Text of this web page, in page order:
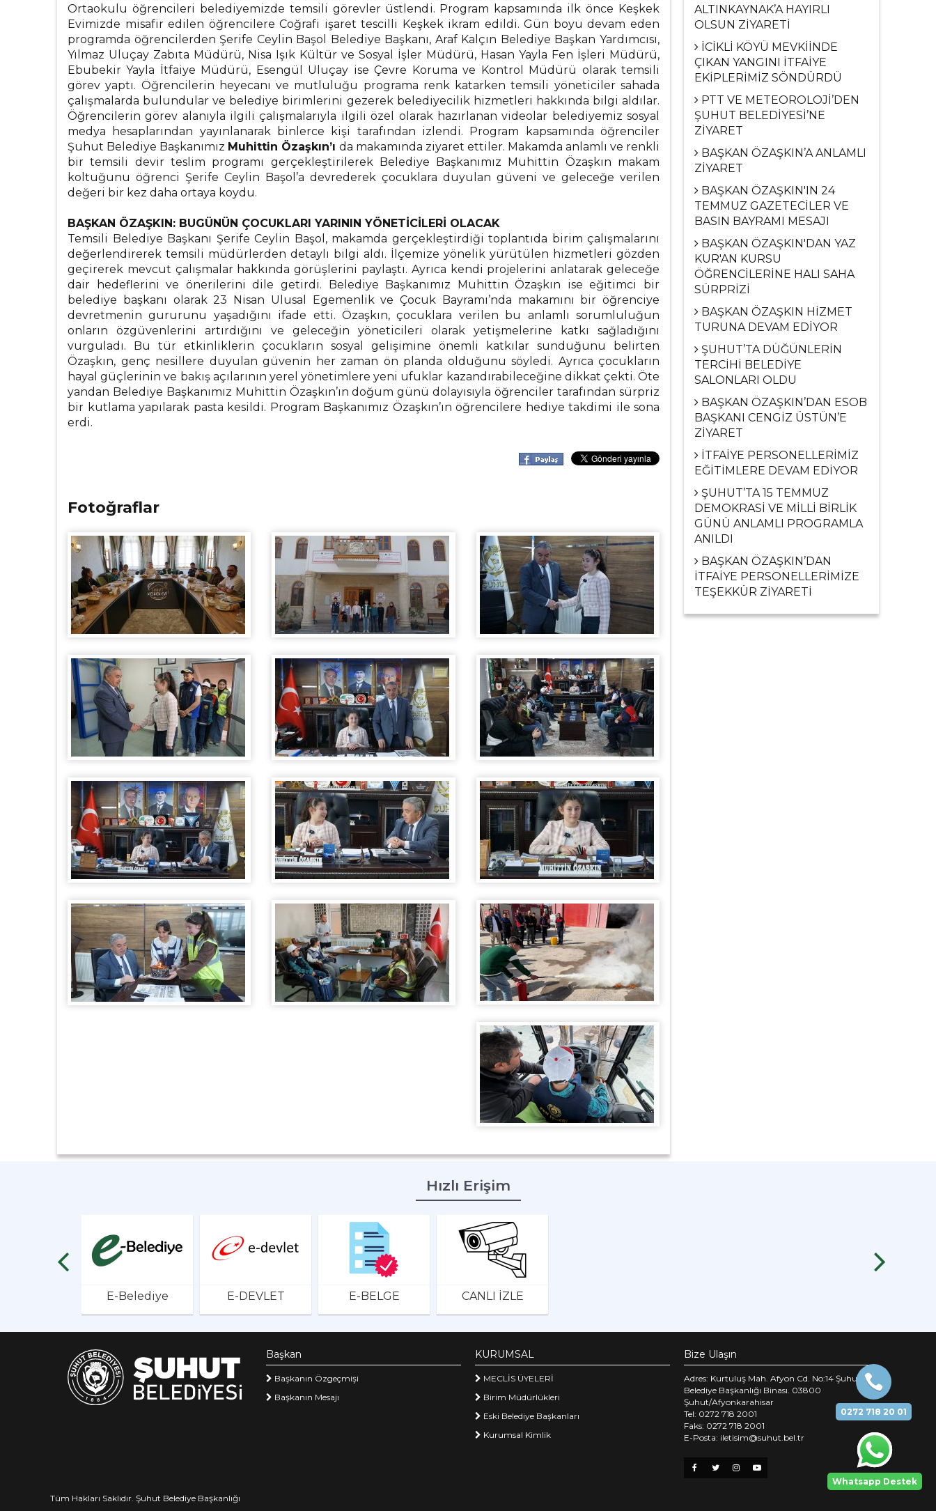
Whatsapp Destek
0272 718 20 01
Ortaokulu öğrencileri belediyemizde temsili görevler üstlendi. Program kapsamında ilk önce Keşkek
Evimizde misafir edilen öğrencilere Coğrafi işaret tescilli Keşkek ikram edildi. Gün boyu devam eden
programda öğrencilerden Şerife Ceylin Başol Belediye Başkanı, Araf Kalçın Belediye Başkan Yardımcısı,
Yılmaz Uluçay Zabıta Müdürü, Nisa Işık Kültür ve Sosyal İşler Müdürü, Hasan Yayla Fen İşleri Müdürü,
Ebubekir Yayla İtfaiye Müdürü, Esengül Uluçay ise Çevre Koruma ve Kontrol Müdürü olarak temsili
görev yaptı. Öğrencilerin heyecanı ve mutluluğu programa renk katarken temsili yöneticiler sahada
çalışmalarda bulundular ve belediye birimlerini gezerek belediyecilik hizmetleri hakkında bilgi aldılar.
Öğrencilerin görev alanıyla ilgili çalışmalarıyla ilgili özel olarak hazırlanan videolar belediyemiz sosyal
medya hesaplarından yayınlanarak binlerce kişi tarafından izlendi. Program kapsamında öğrenciler
Şuhut Belediye Başkanımız Muhittin Özaşkın’ı da makamında ziyaret ettiler. Makamda anlamlı ve renkli
bir temsili devir teslim programı gerçekleştirilerek Belediye Başkanımız Muhittin Özaşkın makam
koltuğunu öğrenci Şerife Ceylin Başol’a devrederek çocuklara duyulan güveni ve geleceğe verilen
değeri bir kez daha ortaya koydu.
BAŞKAN ÖZAŞKIN: BUGÜNÜN ÇOCUKLARI YARININ YÖNETİCİLERİ OLACAK
Temsili Belediye Başkanı Şerife Ceylin Başol, makamda gerçekleştirdiği toplantıda birim çalışmalarını
değerlendirerek temsili müdürlerden detaylı bilgi aldı. İlçemize yönelik yürütülen hizmetleri gözden
geçirerek mevcut çalışmalar hakkında görüşlerini paylaştı. Ayrıca kendi projelerini anlatarak geleceğe
dair hedeflerini ve önerilerini dile getirdi. Belediye Başkanımız Muhittin Özaşkın ise eğitimci bir
belediye başkanı olarak 23 Nisan Ulusal Egemenlik ve Çocuk Bayramı’nda makamını bir öğrenciye
devretmenin gururunu yaşadığını ifade etti. Özaşkın, çocuklara verilen bu anlamlı sorumluluğun
onların özgüvenlerini artırdığını ve geleceğin yöneticileri olarak yetişmelerine katkı sağladığını
vurguladı. Bu tür etkinliklerin çocukların sosyal gelişimine önemli katkılar sunduğunu belirten
Özaşkın, genç nesillere duyulan güvenin her zaman ön planda olduğunu söyledi. Ayrıca çocukların
hayal güçlerinin ve bakış açılarının yerel yönetimlere yeni ufuklar kazandırabileceğine dikkat çekti. Öte
yandan Belediye Başkanımız Muhittin Özaşkın’ın doğum günü dolayısıyla öğrenciler tarafından sürpriz
bir kutlama yapılarak pasta kesildi. Program Başkanımız Özaşkın’ın öğrencilere hediye takdimi ile sona
erdi.
Fotoğraflar
ALTINKAYNAK’A HAYIRLI
OLSUN ZİYARETİ
İCİKLİ KÖYÜ MEVKİİNDE
ÇIKAN YANGINI İTFAİYE
EKİPLERİMİZ SÖNDÜRDÜ
PTT VE METEOROLOJİ’DEN
ŞUHUT BELEDİYESİ’NE
ZİYARET
BAŞKAN ÖZAŞKIN’A ANLAMLI
ZİYARET
BAŞKAN ÖZAŞKIN'IN 24
TEMMUZ GAZETECİLER VE
BASIN BAYRAMI MESAJI
BAŞKAN ÖZAŞKIN'DAN YAZ
KUR'AN KURSU
ÖĞRENCİLERİNE HALI SAHA
SÜRPRİZİ
BAŞKAN ÖZAŞKIN HİZMET
TURUNA DEVAM EDİYOR
ŞUHUT’TA DÜĞÜNLERİN
TERCİHİ BELEDİYE
SALONLARI OLDU
BAŞKAN ÖZAŞKIN’DAN ESOB
BAŞKANI CENGİZ ÜSTÜN’E
ZİYARET
İTFAİYE PERSONELLERİMİZ
EĞİTİMLERE DEVAM EDİYOR
ŞUHUT’TA 15 TEMMUZ
DEMOKRASİ VE MİLLİ BİRLİK
GÜNÜ ANLAMLI PROGRAMLA
ANILDI
BAŞKAN ÖZAŞKIN’DAN
İTFAİYE PERSONELLERİMİZE
TEŞEKKÜR ZİYARETİ
Hızlı Erişim
E-Belediye E-DEVLET E-BELGE CANLI İZLE
Başkan
Başkanın Özgeçmişi
Başkanın Mesajı
KURUMSAL
MECLİS ÜYELERİ
Birim Müdürlükleri
Eski Belediye Başkanları
Kurumsal Kimlik
Bize Ulaşın
Adres: Kurtuluş Mah. Afyon Cd. No:14 Şuhut
Belediye Başkanlığı Binası. 03800
Şuhut/Afyonkarahisar
Tel: 0272 718 2001
Faks: 0272 718 2001
E-Posta: iletisim@suhut.bel.tr
Tüm Hakları Saklıdır. Şuhut Belediye Başkanlığı